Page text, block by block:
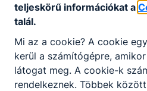
teljeskörű információkat a
talál.
Mi az a cookie? A cookie
kerül a számítógépre,
látogat meg. A cookie-k
rendelkeznek. Többek